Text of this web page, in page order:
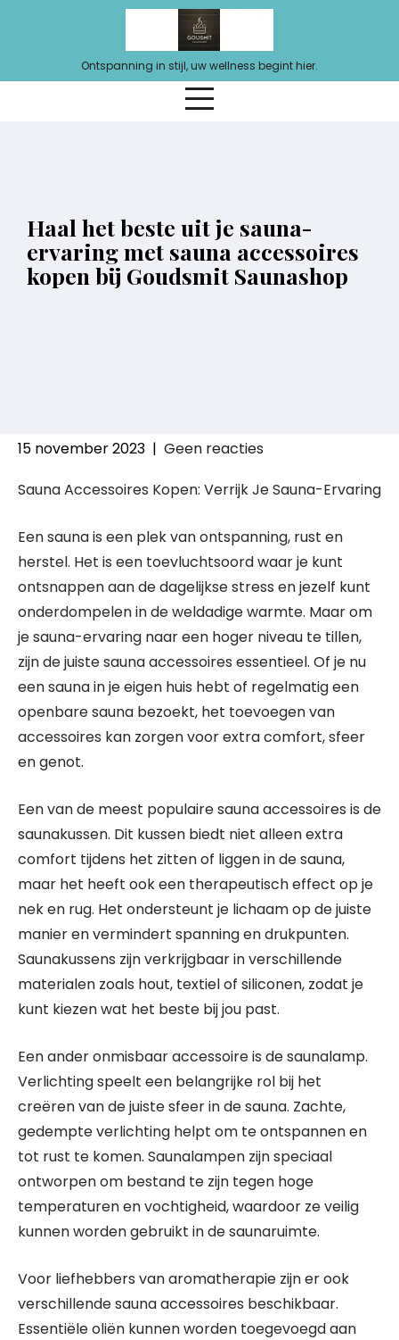
Ontspanning in stijl, uw wellness begint hier.
Haal het beste uit je sauna-
ervaring met sauna accessoires
kopen bij Goudsmit Saunashop
15 november 2023 | Geen reacties
Sauna Accessoires Kopen: Verrijk Je Sauna-Ervaring
Een sauna is een plek van ontspanning, rust en
herstel. Het is een toevluchtsoord waar je kunt
ontsnappen aan de dagelijkse stress en jezelf kunt
onderdompelen in de weldadige warmte. Maar om
je sauna-ervaring naar een hoger niveau te tillen,
zijn de juiste sauna accessoires essentieel. Of je nu
een sauna in je eigen huis hebt of regelmatig een
openbare sauna bezoekt, het toevoegen van
accessoires kan zorgen voor extra comfort, sfeer
en genot.
Een van de meest populaire sauna accessoires is de
saunakussen. Dit kussen biedt niet alleen extra
comfort tijdens het zitten of liggen in de sauna,
maar het heeft ook een therapeutisch effect op je
nek en rug. Het ondersteunt je lichaam op de juiste
manier en vermindert spanning en drukpunten.
Saunakussens zijn verkrijgbaar in verschillende
materialen zoals hout, textiel of siliconen, zodat je
kunt kiezen wat het beste bij jou past.
Een ander onmisbaar accessoire is de saunalamp.
Verlichting speelt een belangrijke rol bij het
creëren van de juiste sfeer in de sauna. Zachte,
gedempte verlichting helpt om te ontspannen en
tot rust te komen. Saunalampen zijn speciaal
ontworpen om bestand te zijn tegen hoge
temperaturen en vochtigheid, waardoor ze veilig
kunnen worden gebruikt in de saunaruimte.
Voor liefhebbers van aromatherapie zijn er ook
verschillende sauna accessoires beschikbaar.
Essentiële oliën kunnen worden toegevoegd aan